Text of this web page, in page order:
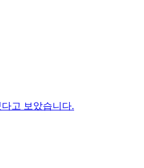
고 보았습니다.